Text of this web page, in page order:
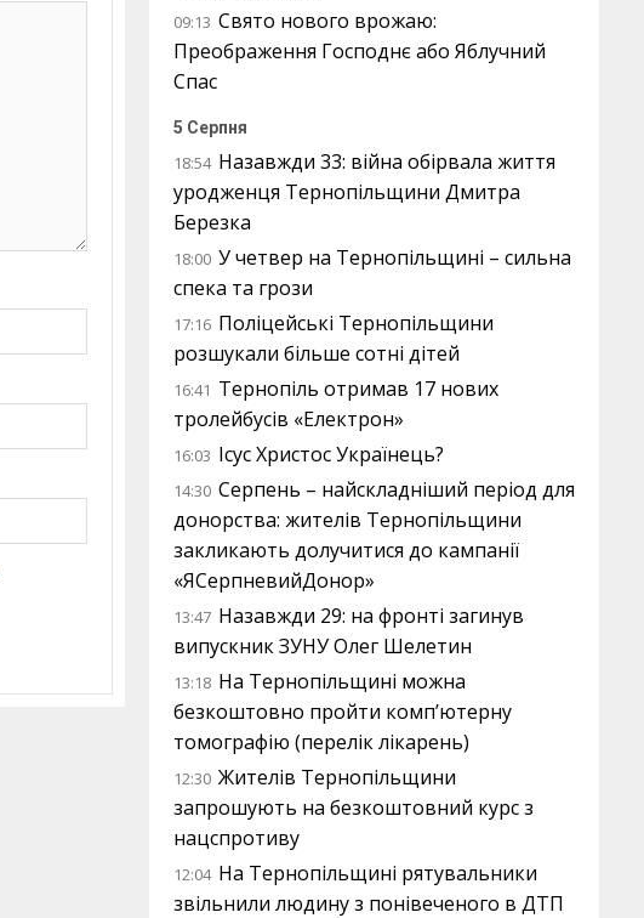
09:13 Свято нового врожаю:
Преображення Господнє або Яблучний
Спас
5 Серпня
18:54 Назавжди 33: війна обірвала життя
уродженця Тернопільщини Дмитра
Березка
18:00 У четвер на Тернопільщині – сильна
спека та грози
17:16 Поліцейські Тернопільщини
розшукали більше сотні дітей
16:41 Тернопіль отримав 17 нових
тролейбусів «Електрон»
16:03 Ісус Христос Українець?
14:30 Серпень – найскладніший період для
донорства: жителів Тернопільщини
закликають долучитися до кампанії
«ЯСерпневийДонор»
13:47 Назавжди 29: на фронті загинув
випускник ЗУНУ Олег Шелетин
13:18 На Тернопільщині можна
безкоштовно пройти комп’ютерну
томографію (перелік лікарень)
12:30 Жителів Тернопільщини
запрошують на безкоштовний курс з
нацспротиву
12:04 На Тернопільщині рятувальники
звільнили людину з понівеченого в ДТП